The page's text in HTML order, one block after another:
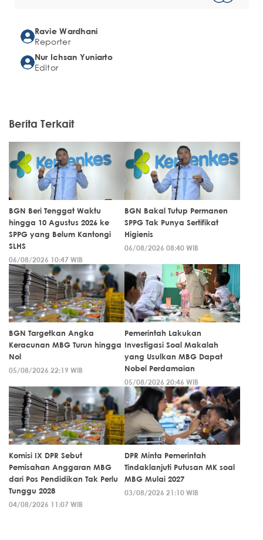
Ravie Wardhani
Reporter
Nur Ichsan Yuniarto
Editor
Berita Terkait
BGN Beri Tenggat Waktu
hingga 10 Agustus 2026 ke
SPPG yang Belum Kantongi
SLHS
06/08/2026 10:47 WIB
BGN Bakal Tutup Permanen
SPPG Tak Punya Sertifikat
Higienis
06/08/2026 08:40 WIB
BGN Targetkan Angka
Keracunan MBG Turun hingga
Nol
05/08/2026 22:19 WIB
Pemerintah Lakukan
Investigasi Soal Makalah
yang Usulkan MBG Dapat
Nobel Perdamaian
05/08/2026 20:46 WIB
Komisi IX DPR Sebut
Pemisahan Anggaran MBG
dari Pos Pendidikan Tak Perlu
Tunggu 2028
04/08/2026 11:07 WIB
DPR Minta Pemerintah
Tindaklanjuti Putusan MK soal
MBG Mulai 2027
03/08/2026 21:10 WIB